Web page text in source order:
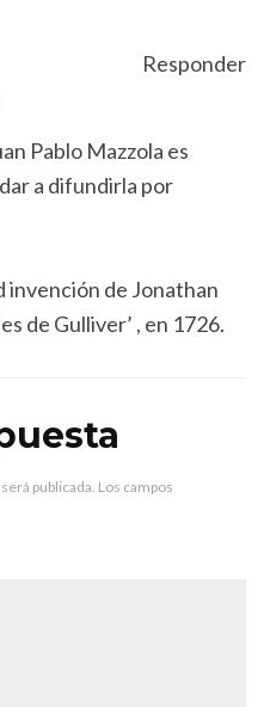
Pablo Mazzola es
a difundirla por
invención de Jonathan
de Gulliver’ , en 1726.
Responder
publicada. Los campos